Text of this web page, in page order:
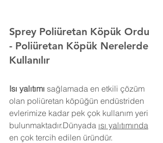
Sprey Poliüretan Köpük Ordu
- Poliüretan Köpük Nerelerde
Kullanılır
Isı yalıtımı sağlamada en etkili çözüm
olan poliüretan köpüğün endüstriden
evlerimize kadar pek çok kullanım yeri
bulunmaktadır.Dünyada ısı yalıtımında
en çok tercih edilen üründür.